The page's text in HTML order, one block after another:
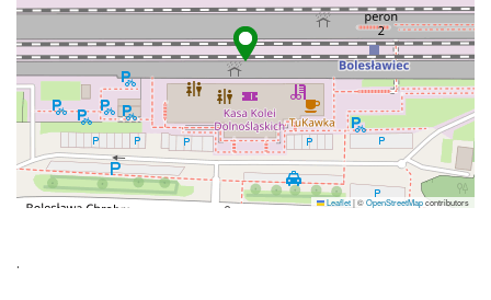
Leaflet|©OpenStreetMapcontributors
.